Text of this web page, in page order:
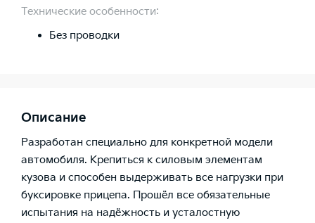
Технические особенности:
Без проводки
Описание
Разработан специально для конкретной модели
автомобиля. Крепиться к силовым элементам
кузова и способен выдерживать все нагрузки при
буксировке прицепа. Прошёл все обязательные
испытания на надёжность и усталостную